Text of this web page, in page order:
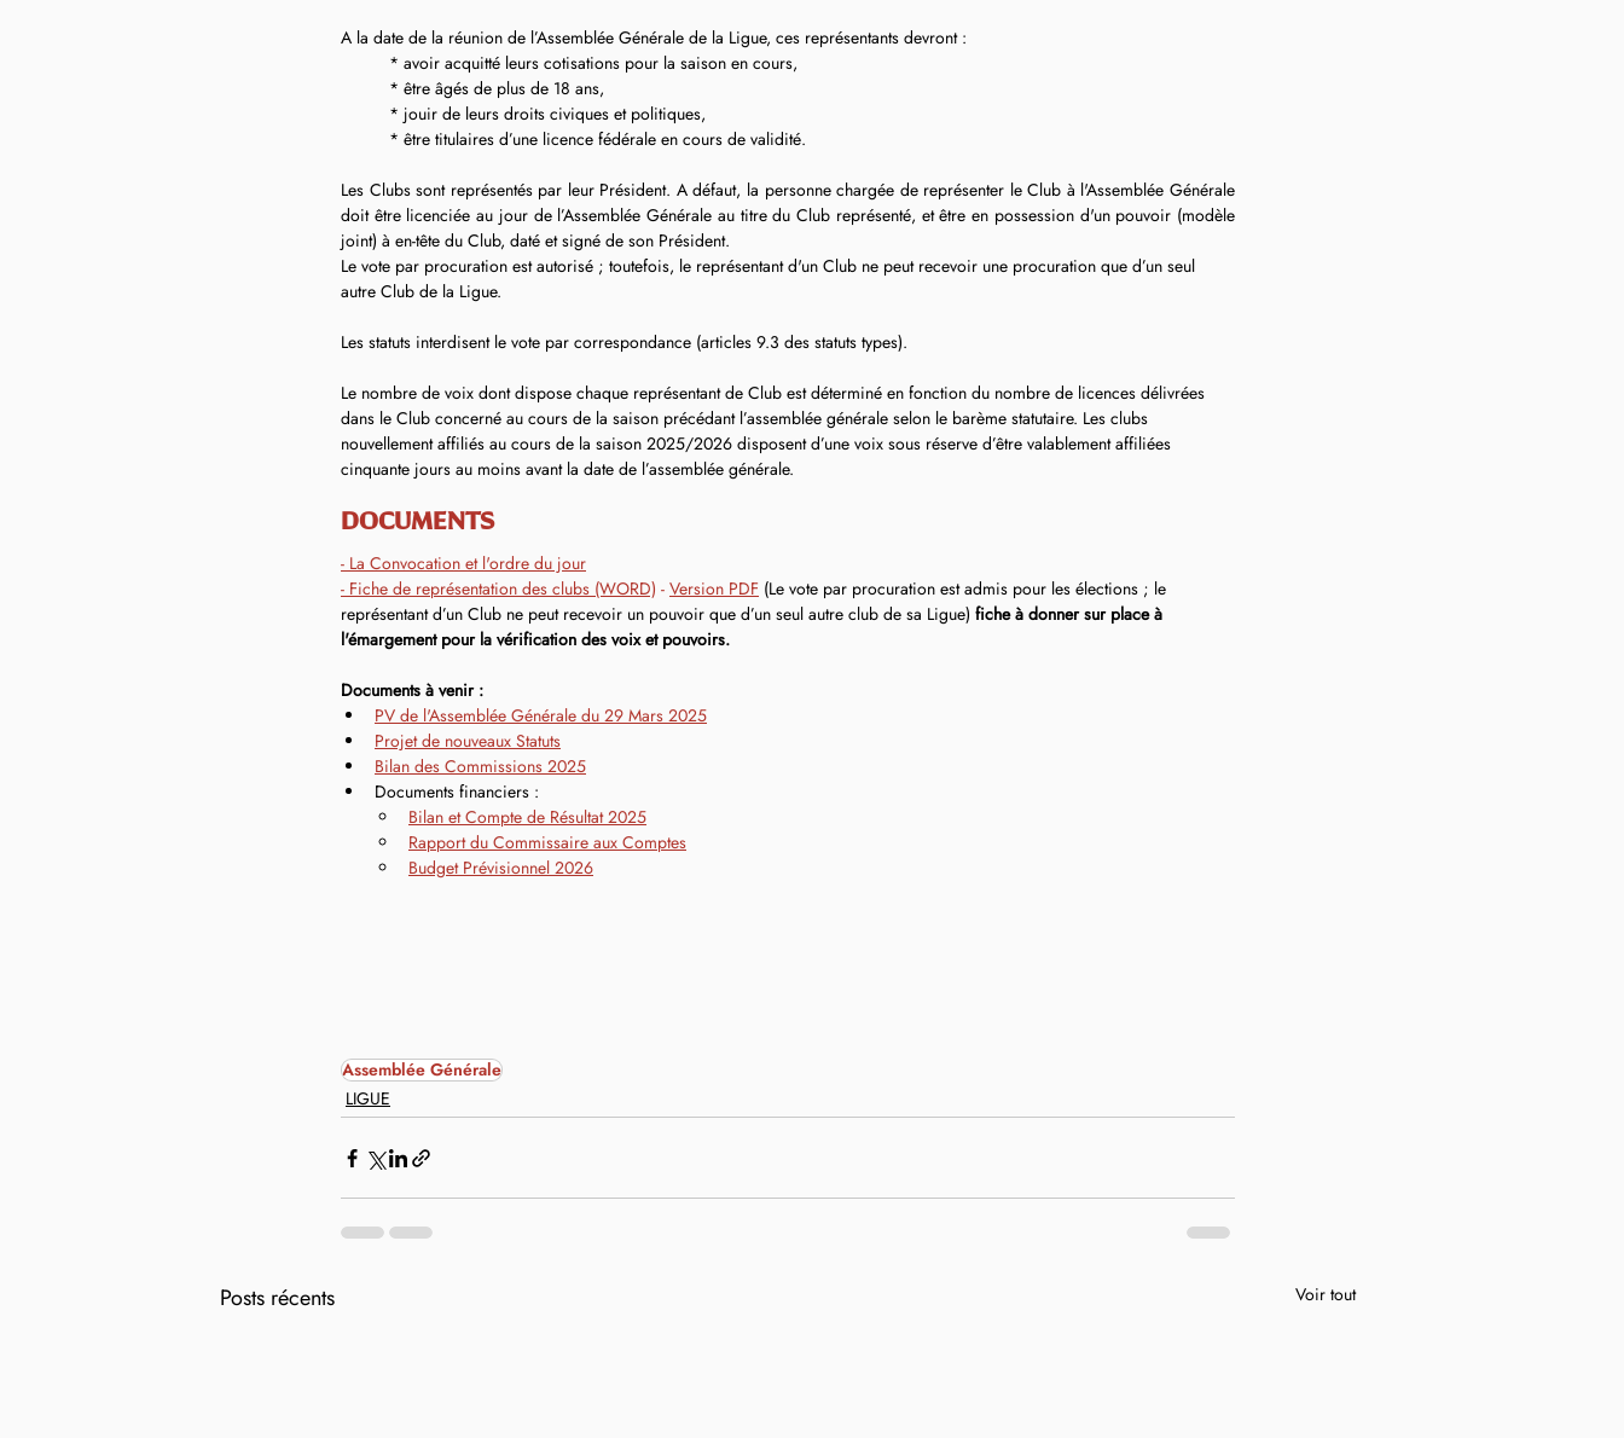
A la date de la réunion de l’Assemblée Générale de la Ligue, ces représentants devront :
* avoir acquitté leurs cotisations pour la saison en cours,
* être âgés de plus de 18 ans,
* jouir de leurs droits civiques et politiques,
* être titulaires d’une licence fédérale en cours de validité.
Les Clubs sont représentés par leur Président. A défaut, la personne chargée de représenter le Club à l'Assemblée Générale
doit être licenciée au jour de l’Assemblée Générale au titre du Club représenté, et être en possession d'un pouvoir (modèle
joint) à en-tête du Club, daté et signé de son Président.
Le vote par procuration est autorisé ; toutefois, le représentant d'un Club ne peut recevoir une procuration que d’un seul
autre Club de la Ligue.
Les statuts interdisent le vote par correspondance (articles 9.3 des statuts types).
Le nombre de voix dont dispose chaque représentant de Club est déterminé en fonction du nombre de licences délivrées
dans le Club concerné au cours de la saison précédant l’assemblée générale selon le barème statutaire. Les clubs
nouvellement affiliés au cours de la saison 2025/2026 disposent d’une voix sous réserve d’être valablement affiliées
cinquante jours au moins avant la date de l’assemblée générale.
DOCUMENTS
- La Convocation et l'ordre du jour
- Fiche de représentation des clubs (WORD) - Version PDF (Le vote par procuration est admis pour les élections ; le
représentant d’un Club ne peut recevoir un pouvoir que d’un seul autre club de sa Ligue) fiche à donner sur place à
l'émargement pour la vérification des voix et pouvoirs.
Documents à venir :
PV de l'Assemblée Générale du 29 Mars 2025
Projet de nouveaux Statuts
Bilan des Commissions 2025
Documents financiers :
Bilan et Compte de Résultat 2025
Rapport du Commissaire aux Comptes
Budget Prévisionnel 2026
Assemblée Générale
LIGUE
Posts récents Voir tout